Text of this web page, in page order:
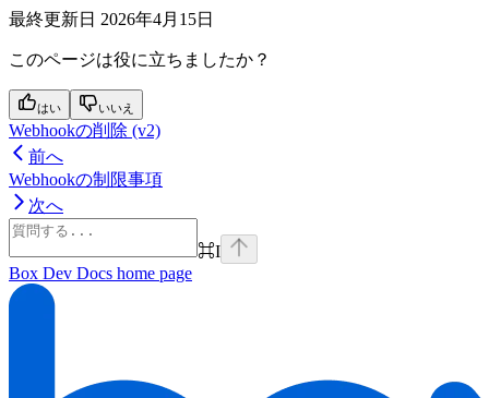
最終更新日 2026年4月15日
このページは役に立ちましたか？
はい いいえ
Webhookの削除 (v2)
前へ
Webhookの制限事項
次へ
⌘I
Box Dev Docs home page